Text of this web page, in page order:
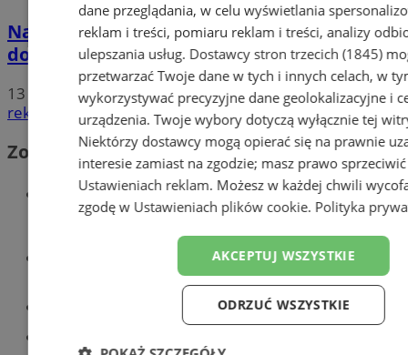
Nauczyciele w Mysłowicach strajkują! Nie
doszło do porozumienia ZNP z rządem!
13
reklama
Zobacz również
Wiadomości kryminalne w
Mysłowicach
Wiadomości lokalne
Kursy języka angielskiego
dane przeglądania, w celu wyświetlania
reklam i treści, pomiaru reklam i treści, analizy
ulepszania usług. Dostawcy stron trzecich (1845)
przetwarzać Twoje dane w tych i innych celach, w
wykorzystywać precyzyjne dane geolokalizacyjne i
urządzenia. Twoje wybory dotyczą wyłącznie tej
Niektórzy dostawcy mogą opierać się na prawnie
interesie zamiast na zgodzie; masz prawo
Ustawieniach reklam. Możesz w każdej chwili
zgodę w Ustawieniach plików cookie. Polityka
AKCEPTUJ WSZYSTKIE
ODRZUĆ WSZYSTKIE